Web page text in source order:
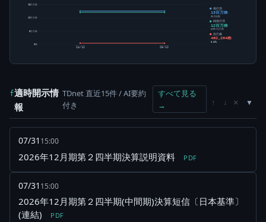
0株
5百万株
10百万株
15百万株
24/12 25/12
発行済
13百万株
株式総数
純発行済
12百万株
総数-自己株
自己株
462,204株
3.69%
f適時開示情
報
TDnet 直近15件 / AI要約
付き
すべて見る
→
↑ ↓ ×
07/31 15:00
2026年12月期第２四半期決算説明資料 PDF
07/31 15:00
2026年12月期第２四半期(中間期)決算短信〔日本基準〕
(連結)
PDF